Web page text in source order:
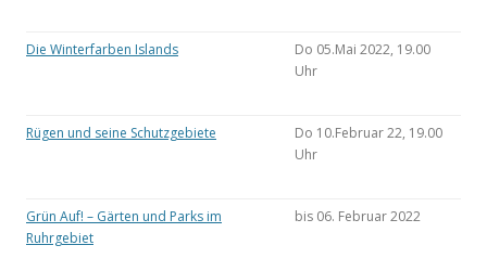
Die Winterfarben Islands
Do 05.Mai 2022, 19.00
Uhr
Rügen und seine Schutzgebiete
Do 10.Februar 22, 19.00
Uhr
Grün Auf! – Gärten und Parks im
Ruhrgebiet
bis 06. Februar 2022